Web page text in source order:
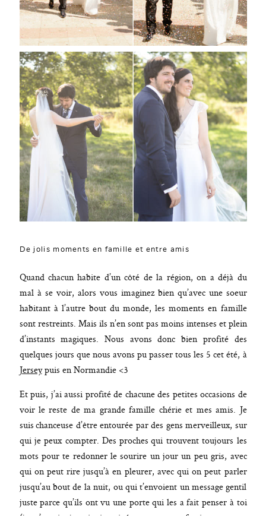
De jolis moments en famille et entre amis
Quand chacun habite d’un côté de la région, on a déjà du
mal à se voir, alors vous imaginez bien qu’avec une soeur
habitant à l’autre bout du monde, les moments en famille
sont restreints. Mais ils n’en sont pas moins intenses et plein
d’instants magiques. Nous avons donc bien profité des
quelques jours que nous avons pu passer tous les 5 cet été, à
Jerseypuis en Normandie <3
Et puis, j’ai aussi profité de chacune des petites occasions de
voir le reste de ma grande famille chérie et mes amis. Je
suis chanceuse d’être entourée par des gens merveilleux, sur
qui je peux compter. Des proches qui trouvent toujours les
mots pour te redonner le sourire un jour un peu gris, avec
qui on peut rire jusqu’à en pleurer, avec qui on peut parler
jusqu’au bout de la nuit, ou qui t’envoient un message gentil
juste parce qu’ils ont vu une porte qui les a fait penser à toi